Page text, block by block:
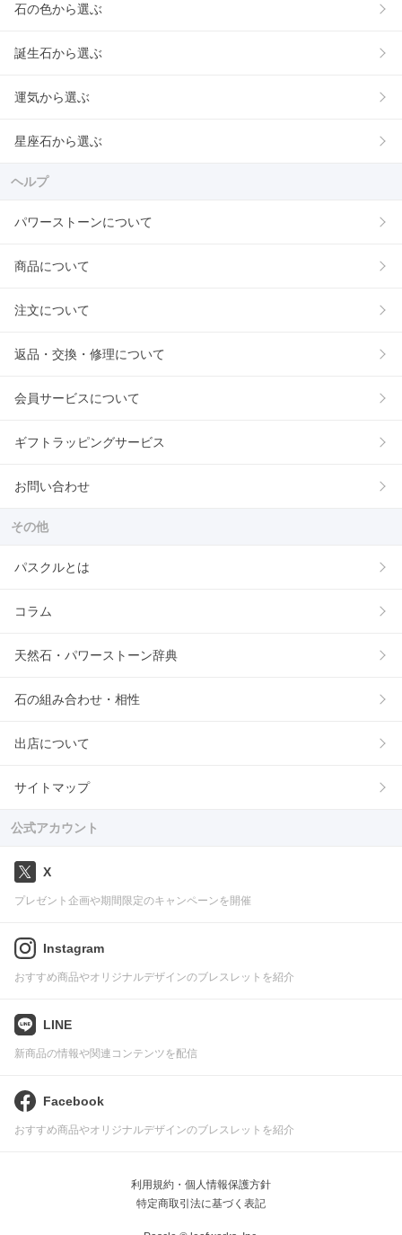
石の色から選ぶ
誕生石から選ぶ
運気から選ぶ
星座石から選ぶ
ヘルプ
パワーストーンについて
商品について
注文について
返品・交換・修理について
会員サービスについて
ギフトラッピングサービス
お問い合わせ
その他
パスクルとは
コラム
天然石・パワーストーン辞典
石の組み合わせ・相性
出店について
サイトマップ
公式アカウント
X
プレゼント企画や期間限定のキャンペーンを開催
Instagram
おすすめ商品やオリジナルデザインのブレスレットを紹介
LINE
新商品の情報や関連コンテンツを配信
Facebook
おすすめ商品やオリジナルデザインのブレスレットを紹介
利用規約・個人情報保護方針
特定商取引法に基づく表記